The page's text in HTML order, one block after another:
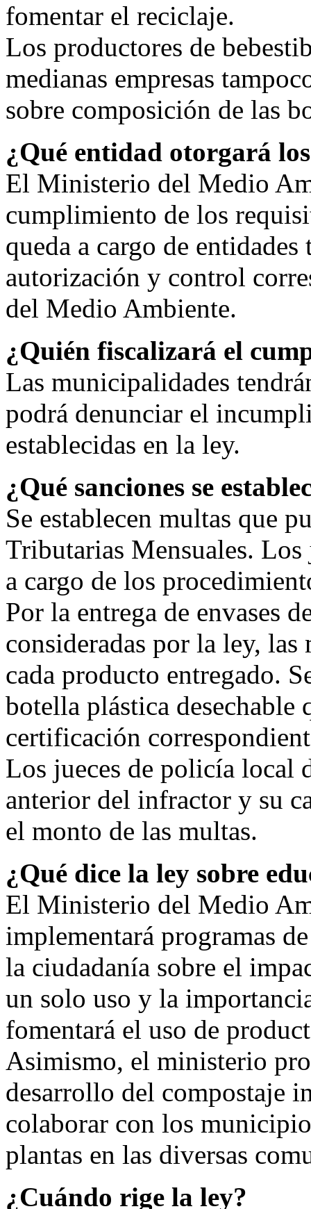
fomentar el reciclaje.
Los productores de
medianas empresas
sobre composición de las
¿Qué entidad otorgará
El Ministerio del Medio
cumplimiento de los
queda a cargo de
autorización y control
del Medio Ambiente.
¿Quién fiscalizará el
Las municipalidades
podrá denunciar el
establecidas en la ley.
¿Qué sanciones se
Se establecen multas que
Tributarias Mensuales.
a cargo de los
Por la entrega de envases
consideradas por la ley,
cada producto entregado.
botella plástica desechable
certificación
Los jueces de policía local
anterior del infractor y su
el monto de las multas.
¿Qué dice la ley sobre
El Ministerio del Medio
implementará programas
la ciudadanía sobre el
un solo uso y la
fomentará el uso de
Asimismo, el ministerio
desarrollo del compostaje
colaborar con los
plantas en las diversas
¿Cuándo rige la ley?